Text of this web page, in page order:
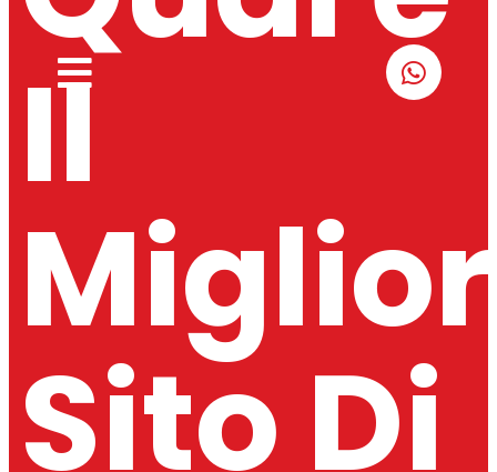
Il
Miglior
Sito Di